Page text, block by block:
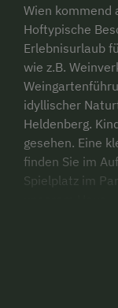
Wien kommend
Hoftypische
Erlebnisurlaub
wie z.B.
idyllischer
Heldenberg.
gesehen. Eine
finden Sie im
Spielplatz im